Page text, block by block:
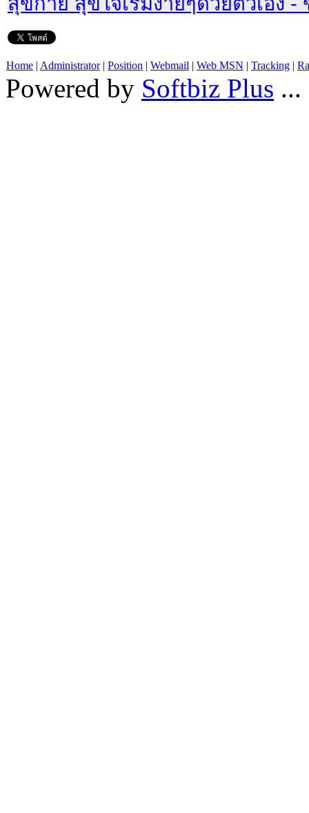
Home | Administrator| Position | Webmail | Web MSN | Tracking |
Powered by Softbiz Plus ...